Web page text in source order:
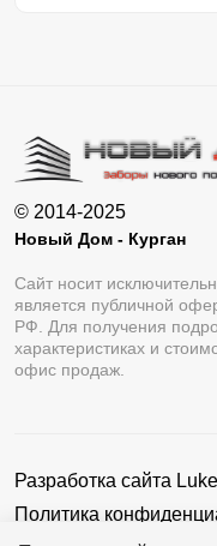
© 2014-2025
Новый Дом - Курган
Сайт носит
является публичной
РФ. Для получения
характеристиках и
офис продаж.
Разработка сайта
Политика